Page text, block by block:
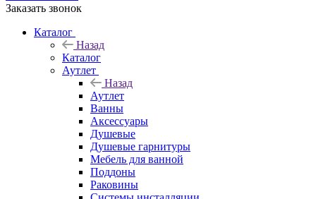
Заказать звонок
Каталог
Назад
Каталог
Аутлет
Назад
Аутлет
Ванны
Аксессуары
Душевые
Душевые гарнитуры
Мебель для ванной
Поддоны
Раковины